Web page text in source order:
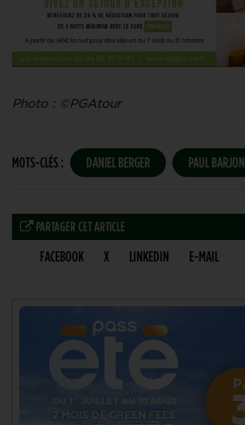
Photo : ©PGAtour
MOTS-CLÉS : DANIEL BERGER PAUL BARJON
PARTAGER CET ARTICLE
FACEBOOK X LINKEDIN E-MAIL